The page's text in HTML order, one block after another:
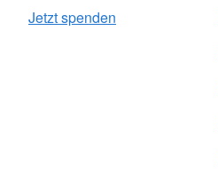
Jetzt spenden